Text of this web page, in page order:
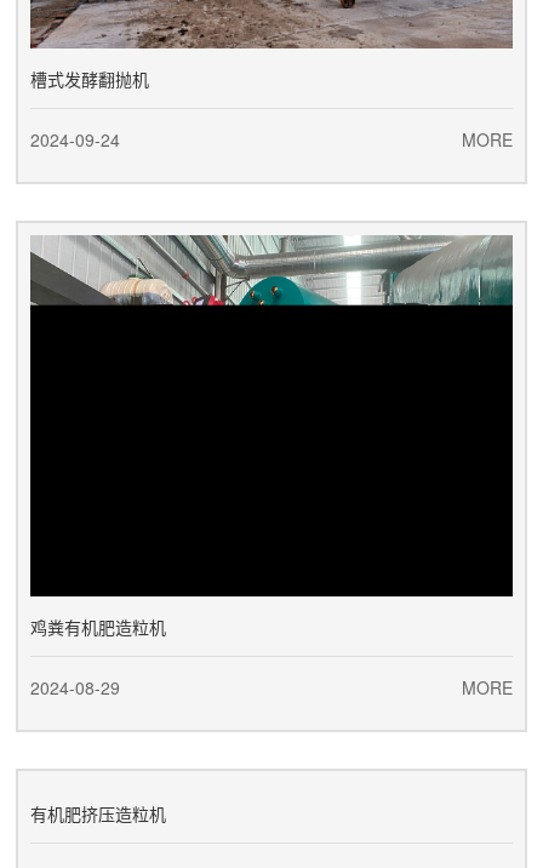
槽式发酵翻抛机
2024-09-24 MORE
鸡粪有机肥造粒机
2024-08-29 MORE
有机肥挤压造粒机